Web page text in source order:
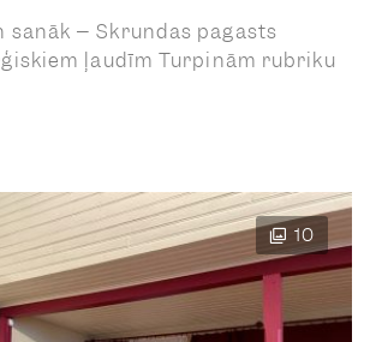
sanāk – Skrundas pagasts
ļaudīm Turpinām rubriku
10